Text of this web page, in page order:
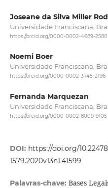
Joseane da Silva Miller
Universidade Franciscana,
https://orcid.org/0000-0002-4689-2580
Noemi Boer
Universidade Franciscana,
https://orcid.org/0000-0002-3745-2196
Fernanda Marquezan
Universidade Franciscana,
https://orcid.org/0000-0002-8009-9105
DOI: https://doi.org/
1579.2020v13n1.41599
Palavras-chave: Bases